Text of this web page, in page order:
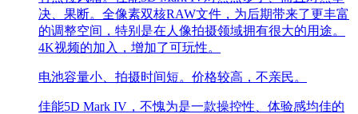
决、果断。全像素双核RAW文件，为后期带来了更丰富
的调整空间，特别是在人像拍摄领域拥有很大的用途。
4K视频的加入，增加了可玩性。
电池容量小、拍摄时间短。价格较高，不亲民。
佳能5D Mark IV，不愧为是一款操控性、体验感均佳的